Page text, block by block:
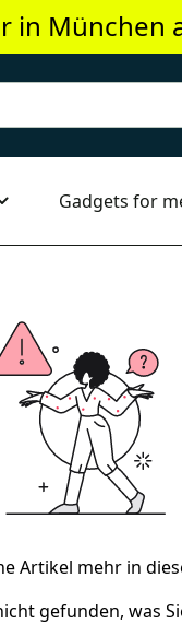
in München
Gadgets for
Artikel mehr in
gefunden, was